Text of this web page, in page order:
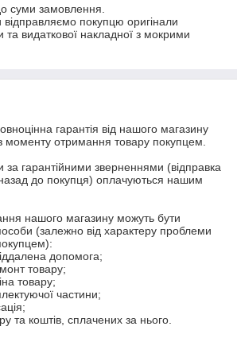
суми замовлення.
покупцю оригінали
та видаткової накладної з мокрими
гарантія від нашого магазину
моменту отримання товару покупцем.
за гарантійними зверненнями (відправка
до покупця) оплачуються нашим
нашого магазину можуть бути
(залежно від характеру проблеми
допомога;
товару;
товару;
частини;
та коштів, сплачених за нього.